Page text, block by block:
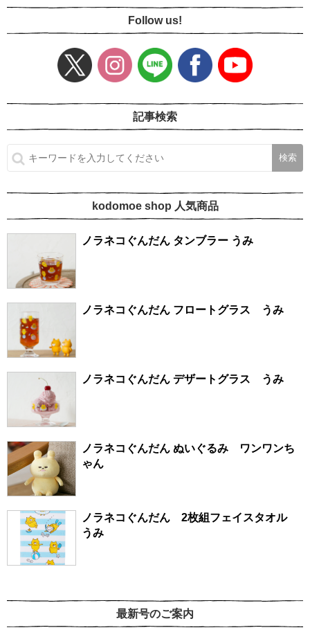
Follow us!
記事検索
kodomoe shop 人気商品
ノラネコぐんだん タンブラー うみ
ノラネコぐんだん フロートグラス うみ
ノラネコぐんだん デザートグラス うみ
ノラネコぐんだん ぬいぐるみ ワンワンち
ゃん
ノラネコぐんだん 2枚組フェイスタオル
うみ
最新号のご案内